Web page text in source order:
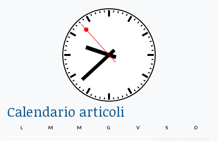
Calendario articoli
L M M G V S D